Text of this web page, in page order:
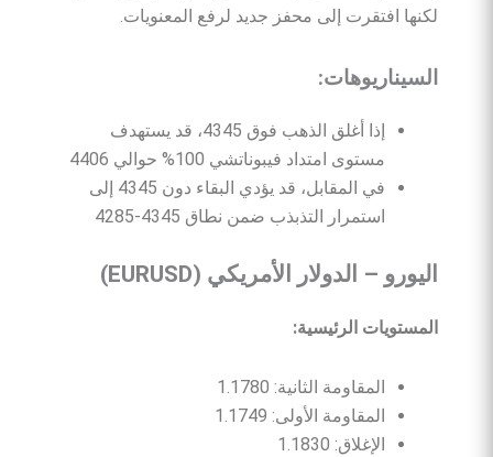
لكنها افتقرت إلى محفز جديد لرفع المعنويات.
السيناريوهات:
إذا أغلق الذهب فوق 4345، قد يستهدف
مستوى امتداد فيبوناتشي 100% حوالي 4406
في المقابل، قد يؤدي البقاء دون 4345 إلى
استمرار التذبذب ضمن نطاق 4345-4285
اليورو – الدولار الأمريكي (EURUSD)
المستويات الرئيسية:
المقاومة الثانية: 1.1780
المقاومة الأولى: 1.1749
الإغلاق: 1.1830